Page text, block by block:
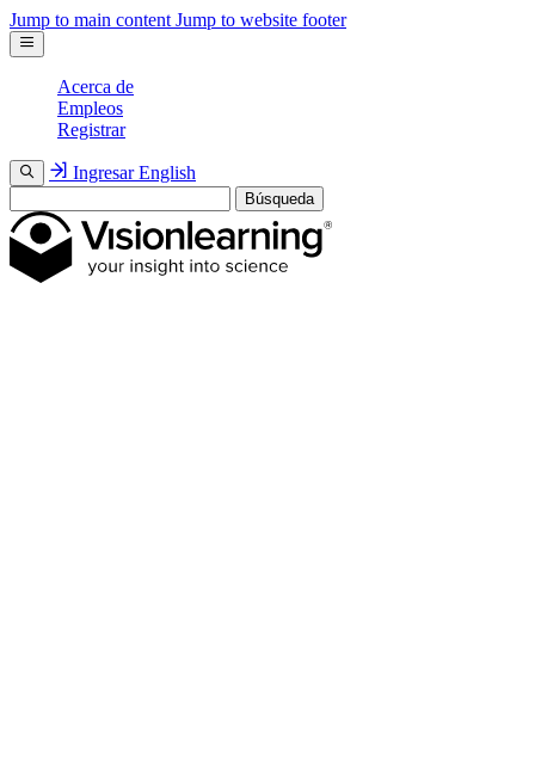
Jump to main content Jump to website footer
Acerca de
Empleos
Registrar
Ingresar English
Búsqueda